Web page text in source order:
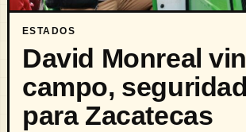
ESTADOS
David Monreal
campo,
para Zacatecas